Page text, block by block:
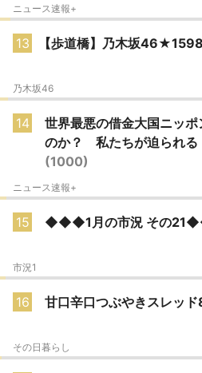
ニュース速報+
13 【歩道橋】乃木坂
乃木坂46
14
世界最悪の借金大国ニッ
のか？ 私たちが迫られ
(1000)
ニュース速報+
15 ◆◆◆1月の市況 その
市況1
16 甘口辛口つぶやきスレッ
その日暮らし